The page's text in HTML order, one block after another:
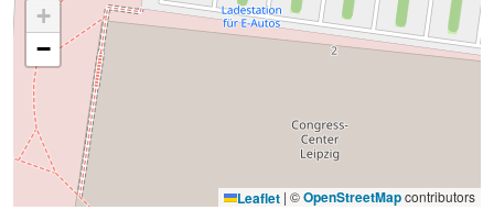
+
−
Leaflet | ©OpenStreetMapcontributors